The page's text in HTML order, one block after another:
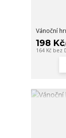
Vánoční
198 Kč/
164 Kč bez